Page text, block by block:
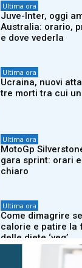
Ultima ora
Juve-Inter, oggi
Australia: orario,
e dove vederla
Ultima ora
Ucraina, nuovi
tre morti tra cui
Ultima ora
MotoGp
gara sprint: orari
chiaro
Ultima ora
Come dimagrire
calorie e patire la
delle diete ‘veg’